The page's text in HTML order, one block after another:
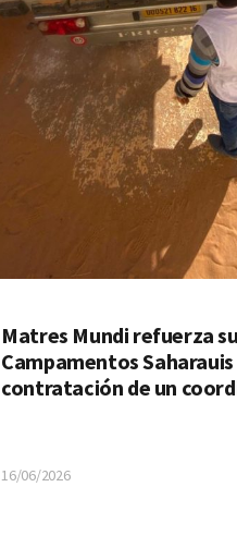
Matres Mundi refuerza
Campamentos Saharauis
contratación de un
16/06/2026